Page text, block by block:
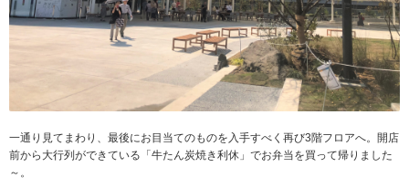
一通り見てまわり、最後にお目当てのものを入手すべく再び3階フロアへ。開店
前から大行列ができている「牛たん炭焼き利休」でお弁当を買って帰りました
～。